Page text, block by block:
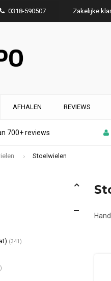
0318-590507 Zakelijke
AFHALEN REVIEWS
700+ reviews
Stoelwielen
(341)